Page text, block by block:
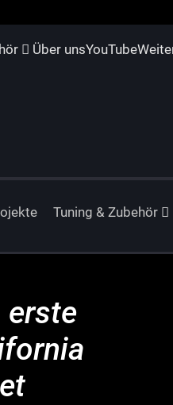
Über unsYouTube
Tuning & Zubehör
erste